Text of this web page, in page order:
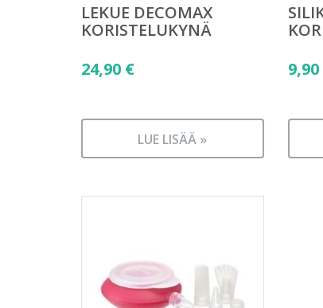
LEKUE DECOMAX
KORISTELUKYNÄ
24,90 €
LUE LISÄÄ »
9,90